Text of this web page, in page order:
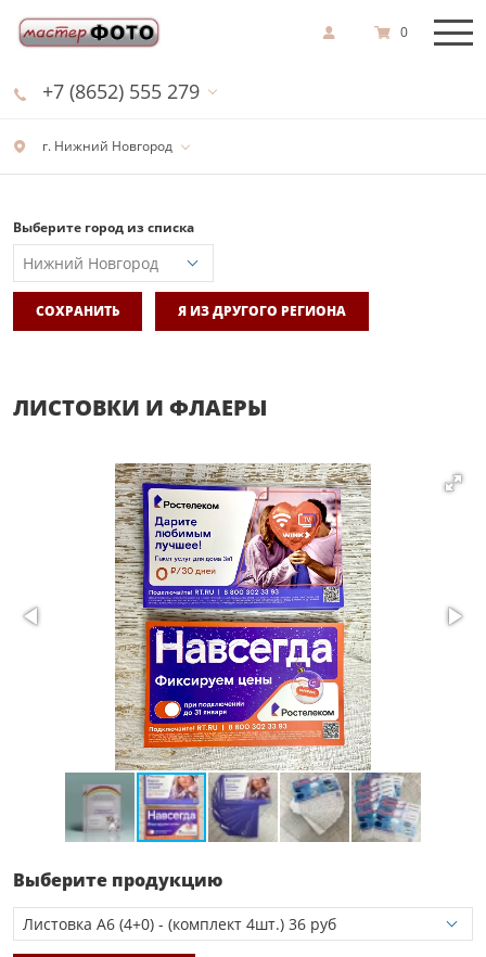
г. Нижний Новгород
+7 (8652) 555 279
0
Выберите город из списка
СОХРАНИТЬ Я ИЗ ДРУГОГО РЕГИОНА
ЛИСТОВКИ И ФЛАЕРЫ
Выберите продукцию